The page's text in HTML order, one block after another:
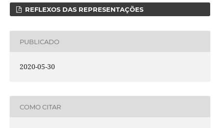
REFLEXOS DAS REPRESENTAÇÕES
PUBLICADO
2020-05-30
COMO CITAR